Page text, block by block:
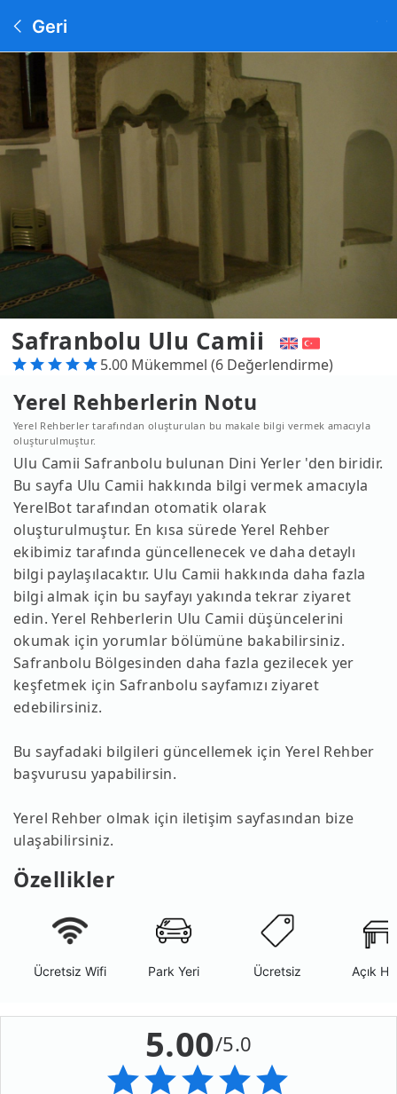
Geri
Safranbolu Ulu Camii
5.00 Mükemmel (6 Değerlendirme)
Yerel Rehberlerin Notu
Yerel Rehberler tarafından oluşturulan bu makale bilgi vermek amacıyla
oluşturulmuştur.
Ulu Camii Safranbolu bulunan Dini Yerler 'den biridir.
Bu sayfa Ulu Camii hakkında bilgi vermek amacıyla
YerelBot tarafından otomatik olarak
oluşturulmuştur. En kısa sürede Yerel Rehber
ekibimiz tarafında güncellenecek ve daha detaylı
bilgi paylaşılacaktır. Ulu Camii hakkında daha fazla
bilgi almak için bu sayfayı yakında tekrar ziyaret
edin. Yerel Rehberlerin Ulu Camii düşüncelerini
okumak için yorumlar bölümüne bakabilirsiniz.
Safranbolu Bölgesinden daha fazla gezilecek yer
keşfetmek için Safranbolu sayfamızı ziyaret
edebilirsiniz.
Bu sayfadaki bilgileri güncellemek için Yerel Rehber
başvurusu yapabilirsin.
Yerel Rehber olmak için iletişim sayfasından bize
ulaşabilirsiniz.
Özellikler
Ücretsiz Wifi Park Yeri Ücretsiz Açık
5.00/5.0